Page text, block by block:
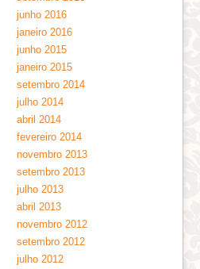
junho 2016
janeiro 2016
junho 2015
janeiro 2015
setembro 2014
julho 2014
abril 2014
fevereiro 2014
novembro 2013
setembro 2013
julho 2013
abril 2013
novembro 2012
setembro 2012
julho 2012